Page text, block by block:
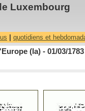
Luxembourg
quotidiens et
(la) - 01/03/1783